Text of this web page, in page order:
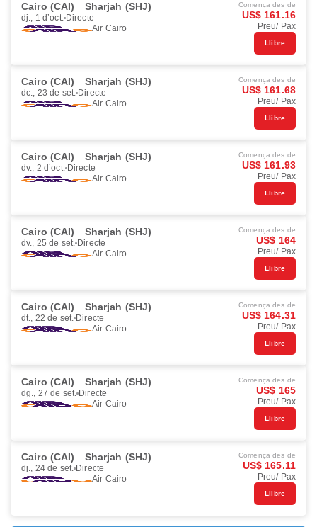
Cairo (CAI) Sharjah (SHJ)
dj., 1 d’oct. Directe
Air Cairo
Comença des de
US$ 161.16
Preu/ Pax
Llibre
Cairo (CAI) Sharjah (SHJ)
dc., 23 de set. Directe
Air Cairo
Comença des de
US$ 161.68
Preu/ Pax
Llibre
Cairo (CAI) Sharjah (SHJ)
dv., 2 d’oct. Directe
Air Cairo
Comença des de
US$ 161.93
Preu/ Pax
Llibre
Cairo (CAI) Sharjah (SHJ)
dv., 25 de set. Directe
Air Cairo
Comença des de
US$ 164
Preu/ Pax
Llibre
Cairo (CAI) Sharjah (SHJ)
dt., 22 de set. Directe
Air Cairo
Comença des de
US$ 164.31
Preu/ Pax
Llibre
Cairo (CAI) Sharjah (SHJ)
dg., 27 de set. Directe
Air Cairo
Comença des de
US$ 165
Preu/ Pax
Llibre
Cairo (CAI) Sharjah (SHJ)
dj., 24 de set. Directe
Air Cairo
Comença des de
US$ 165.11
Preu/ Pax
Llibre